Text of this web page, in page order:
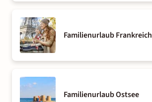
Familienurlaub Frankreich
Familienurlaub Ostsee